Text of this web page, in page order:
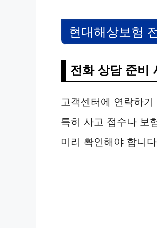
현대해상보험
전화 상담 준비
고객센터에 연락하
특히 사고 접수나 보
미리 확인해야 합니